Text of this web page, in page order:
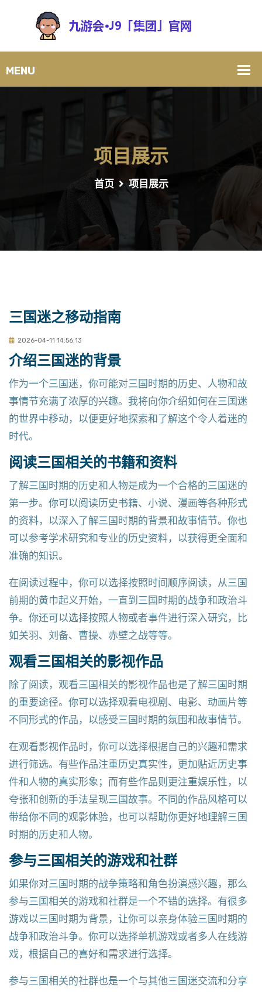
项目展示
首页 项目展示
三国迷之移动指南
2026-04-11 14:56:13
介绍三国迷的背景
作为一个三国迷，你可能对三国时期的历史、人物和故
事情节充满了浓厚的兴趣。我将向你介绍如何在三国迷
的世界中移动，以便更好地探索和了解这个令人着迷的
时代。
阅读三国相关的书籍和资料
了解三国时期的历史和人物是成为一个合格的三国迷的
第一步。你可以阅读历史书籍、小说、漫画等各种形式
的资料，以深入了解三国时期的背景和故事情节。你也
可以参考学术研究和专业的历史资料，以获得更全面和
准确的知识。
在阅读过程中，你可以选择按照时间顺序阅读，从三国
前期的黄巾起义开始，一直到三国时期的战争和政治斗
争。你还可以选择按照人物或者事件进行深入研究，比
如关羽、刘备、曹操、赤壁之战等等。
观看三国相关的影视作品
除了阅读，观看三国相关的影视作品也是了解三国时期
的重要途径。你可以选择观看电视剧、电影、动画片等
不同形式的作品，以感受三国时期的氛围和故事情节。
在观看影视作品时，你可以选择根据自己的兴趣和需求
进行筛选。有些作品注重历史真实性，更加贴近历史事
件和人物的真实形象；而有些作品则更注重娱乐性，以
夸张和创新的手法呈现三国故事。不同的作品风格可以
带给你不同的观影体验，也可以帮助你更好地理解三国
时期的历史和人物。
参与三国相关的游戏和社群
如果你对三国时期的战争策略和角色扮演感兴趣，那么
参与三国相关的游戏和社群是一个不错的选择。有很多
游戏以三国时期为背景，让你可以亲身体验三国时期的
战争和政治斗争。你可以选择单机游戏或者多人在线游
戏，根据自己的喜好和需求进行选择。
参与三国相关的社群也是一个与其他三国迷交流和分享